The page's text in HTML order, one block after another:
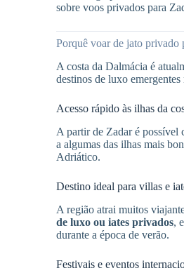
sobre voos privados para
Porquê voar de jato privado
A costa da Dalmácia é
destinos de luxo emergentes
Acesso rápido às ilhas da
A partir de Zadar é possível
a algumas das ilhas mais
Adriático.
Destino ideal para villas e
A região atrai muitos
de luxo ou iates privados,
durante a época de verão.
Festivais e eventos